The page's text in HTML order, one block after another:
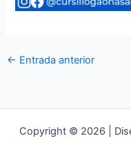
← Entrada anterior
Copyright © 2026 |